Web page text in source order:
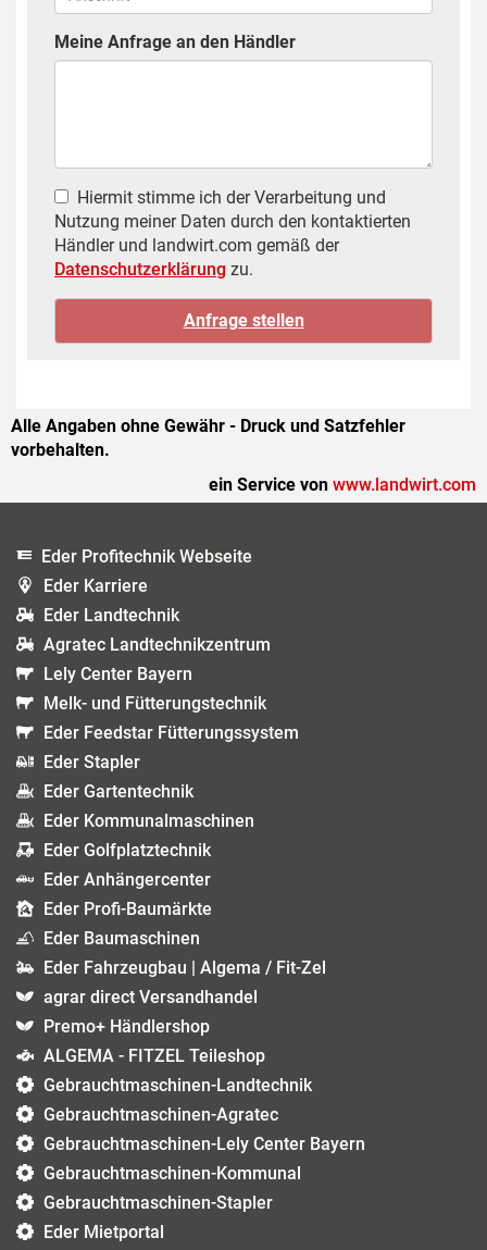
Meine Anfrage an den Händler
Hiermit stimme ich der Verarbeitung und
Nutzung meiner Daten durch den kontaktierten
Händler und landwirt.com gemäß der
Datenschutzerklärung zu.
Alle Angaben ohne Gewähr - Druck und Satzfehler
vorbehalten.
ein Service von www.landwirt.com
Eder Profitechnik Webseite
Eder Karriere
Eder Landtechnik
Agratec Landtechnikzentrum
Lely Center Bayern
Melk- und Fütterungstechnik
Eder Feedstar Fütterungssystem
Eder Stapler
Eder Gartentechnik
Eder Kommunalmaschinen
Eder Golfplatztechnik
Eder Anhängercenter
Eder Profi-Baumärkte
Eder Baumaschinen
Eder Fahrzeugbau | Algema / Fit-Zel
agrar direct Versandhandel
Premo+ Händlershop
ALGEMA - FITZEL Teileshop
Gebrauchtmaschinen-Landtechnik
Gebrauchtmaschinen-Agratec
Gebrauchtmaschinen-Lely Center Bayern
Gebrauchtmaschinen-Kommunal
Gebrauchtmaschinen-Stapler
Eder Mietportal